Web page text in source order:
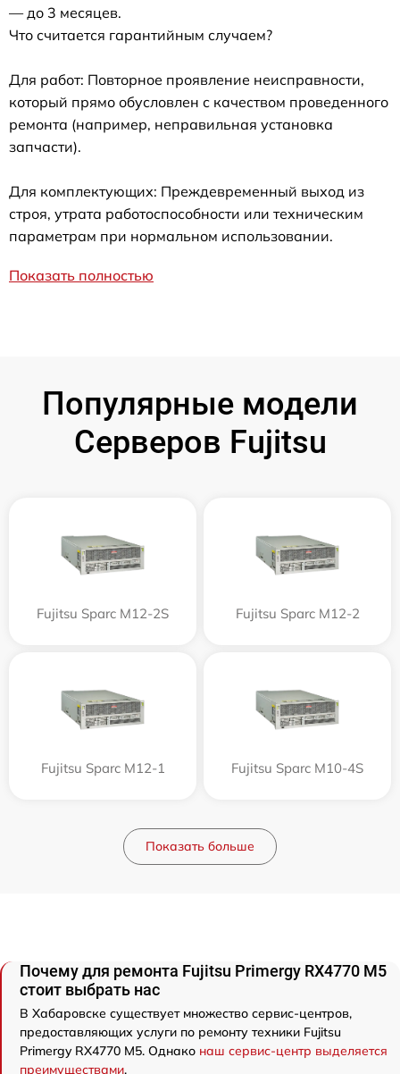
— до 3 месяцев.
Что считается гарантийным случаем?
Для работ: Повторное проявление неисправности,
который прямо обусловлен с качеством проведенного
ремонта (например, неправильная установка
запчасти).
Для комплектующих: Преждевременный выход из
строя, утрата работоспособности или техническим
параметрам при нормальном использовании.
Показать полностью
Популярные модели
Серверов Fujitsu
Fujitsu Sparc M12-2S Fujitsu Sparc M12-2
Fujitsu Sparc M12-1 Fujitsu Sparc M10-4S
Показать больше
Почему для ремонта Fujitsu Primergy RX4770 M5
стоит выбрать нас
В Хабаровске существует множество сервис-центров,
предоставляющих услуги по ремонту техники Fujitsu
Primergy RX4770 M5. Однако наш сервис-центр выделяется
преимуществами.